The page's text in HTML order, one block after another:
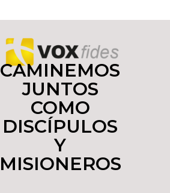
CAMINEMOS
JUNTOS
COMO
DISCÍPULOS
Y
MISIONEROS